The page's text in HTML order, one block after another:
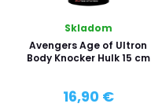
Skladom
Avengers Age of Ultron
Body Knocker Hulk 15 cm
16,90 €